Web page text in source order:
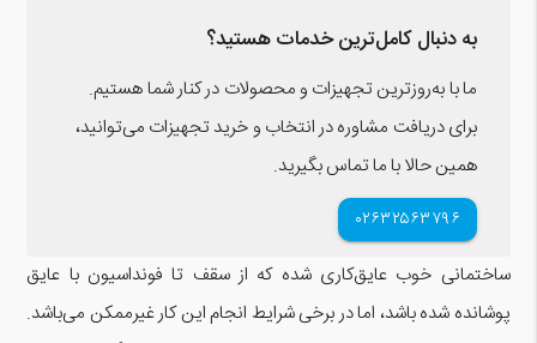
به دنبال کامل‌ترین خدمات هستید؟
ما با به‌روزترین تجهیزات و محصولات در کنار شما هستیم.
برای دریافت مشاوره در انتخاب و خرید تجهیزات می‌توانید،
همین حالا با ما تماس بگیرید.
۰۲۶۳۲۵۶۳۷۹۶
ساختمانی خوب عایق‌کاری شده که از سقف تا فونداسیون با عایق
پوشانده شده باشد، اما در برخی شرایط انجام این کار غیرممکن می‌باشد.